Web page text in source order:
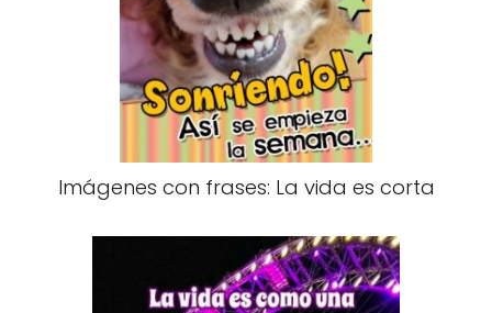
Imágenes con frases: La vida es corta